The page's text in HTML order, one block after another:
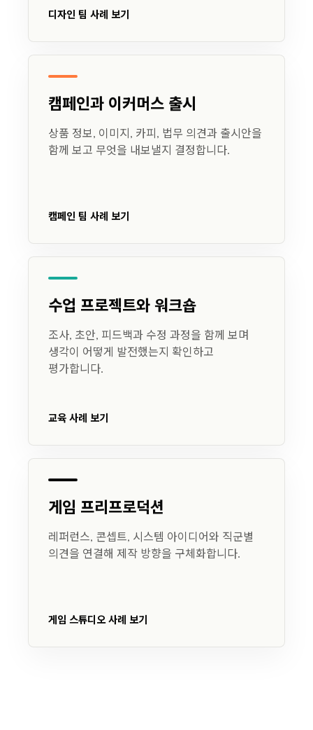
디자인 팀 사례 보기
캠페인과 이커머스 출시
상품 정보, 이미지, 카피, 법무 의견과 출시안을
함께 보고 무엇을 내보낼지 결정합니다.
캠페인 팀 사례 보기
수업 프로젝트와 워크숍
조사, 초안, 피드백과 수정 과정을 함께 보며
생각이 어떻게 발전했는지 확인하고
평가합니다.
교육 사례 보기
게임 프리프로덕션
레퍼런스, 콘셉트, 시스템 아이디어와 직군별
의견을 연결해 제작 방향을 구체화합니다.
게임 스튜디오 사례 보기